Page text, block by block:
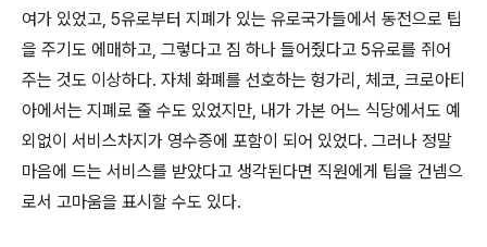
여가 있었고, 5유로부터 지폐가 있는 유로국가들에서 동전으로 팁
을 주기도 에매하고, 그렇다고 짐 하나 들어줬다고 5유로를 쥐어
주는 것도 이상하다. 자체 화폐를 선호하는 헝가리, 체코, 크로아티
아에서는 지폐로 줄 수도 있었지만, 내가 가본 어느 식당에서도 예
외없이 서비스차지가 영수증에 포함이 되어 있었다. 그러나 정말
마음에 드는 서비스를 받았다고 생각된다면 직원에게 팁을 건넴으
로서 고마움을 표시할 수도 있다.